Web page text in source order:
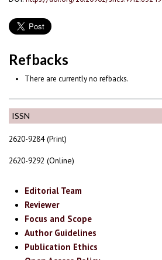
ISSN
2620-9284 (Print)
2620-9292 (Online)
Editorial Team
Reviewer
Focus and Scope
Author Guidelines
Publication Ethics
Refbacks
There are currently no refbacks.